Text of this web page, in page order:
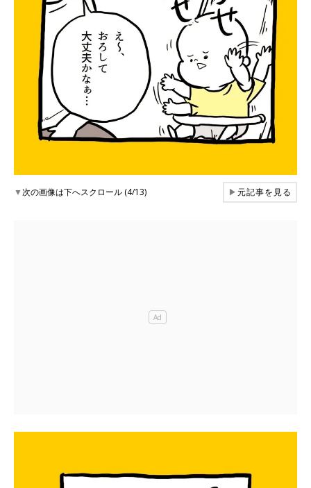
▼次の画像は下へスクロール (4/13) ▶元記事を見る